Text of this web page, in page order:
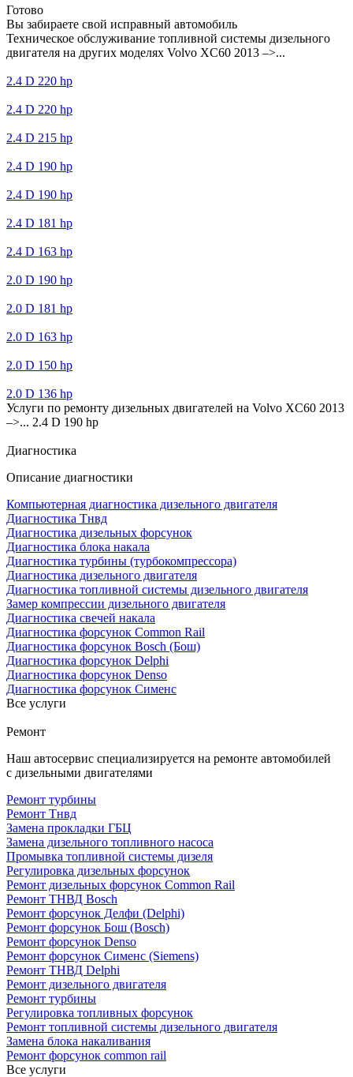
Готово
Вы забираете свой исправный автомобиль
Техническое обслуживание топливной системы дизельного
двигателя на других моделях Volvo XC60 2013 –>...
2.4 D 220 hp
2.4 D 220 hp
2.4 D 215 hp
2.4 D 190 hp
2.4 D 190 hp
2.4 D 181 hp
2.4 D 163 hp
2.0 D 190 hp
2.0 D 181 hp
2.0 D 163 hp
2.0 D 150 hp
2.0 D 136 hp
Услуги по ремонту дизельных двигателей на Volvo XC60 2013
–>... 2.4 D 190 hp
Диагностика
Описание диагностики
Компьютерная диагностика дизельного двигателя
Диагностика Тнвд
Диагностика дизельных форсунок
Диагностика блока накала
Диагностика турбины (турбокомпрессора)
Диагностика дизельного двигателя
Диагностика топливной системы дизельного двигателя
Замер компрессии дизельного двигателя
Диагностика свечей накала
Диагностика форсунок Common Rail
Диагностика форсунок Bosch (Бош)
Диагностика форсунок Delphi
Диагностика форсунок Denso
Диагностика форсунок Сименс
Все услуги
Ремонт
Наш автосервис специализируется на ремонте автомобилей
с дизельными двигателями
Ремонт турбины
Ремонт Тнвд
Замена прокладки ГБЦ
Замена дизельного топливного насоса
Промывка топливной системы дизеля
Регулировка дизельных форсунок
Ремонт дизельных форсунок Common Rail
Ремонт ТНВД Bosch
Ремонт форсунок Делфи (Delphi)
Ремонт форсунок Бош (Bosch)
Ремонт форсунок Denso
Ремонт форсунок Сименс (Siemens)
Ремонт ТНВД Delphi
Ремонт дизельного двигателя
Ремонт турбины
Регулировка топливных форсунок
Ремонт топливной системы дизельного двигателя
Замена блока накаливания
Ремонт форсунок common rail
Все услуги